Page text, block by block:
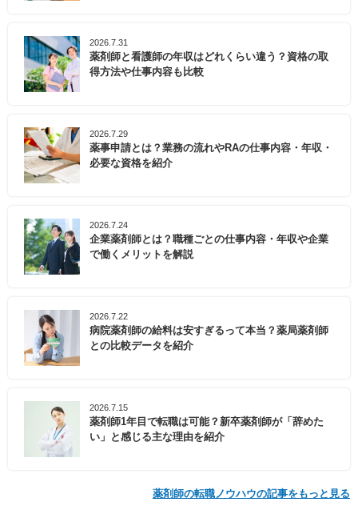
2026.7.31
薬剤師と看護師の年収はどれくらい違う？資格の取
得方法や仕事内容も比較
2026.7.29
薬事申請とは？業務の流れやRAの仕事内容・年収・
必要な資格を紹介
2026.7.24
企業薬剤師とは？職種ごとの仕事内容・年収や企業
で働くメリットを解説
2026.7.22
病院薬剤師の給料は安すぎるって本当？薬局薬剤師
との比較データを紹介
2026.7.15
薬剤師1年目で転職は可能？新卒薬剤師が「辞めた
い」と感じる主な理由を紹介
薬剤師の転職ノウハウの記事をもっと見る